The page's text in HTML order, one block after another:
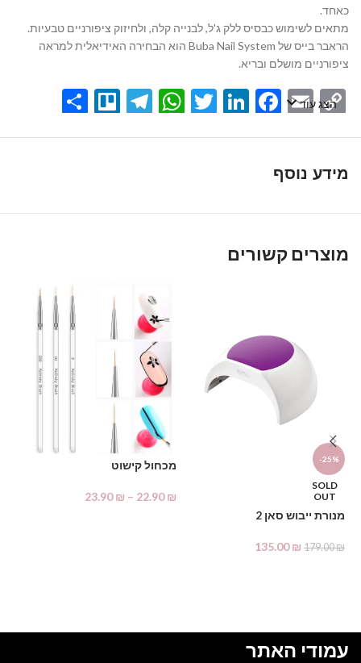
כאחד.
מתאים לשימוש כבסיס ללק ג'ל, לבנייה קלה, ולחיזוק ציפורניים טבעיות.
הראבר בייס של Buba Nail System הוא הבחירה האידיאלית למראה
ציפורניים מושלם ובריא.
Copy
Email
Facebook
LinkedIn
Twitter
WhatsApp
Telegram
Trello הצג עוד
מידע נוסף
מוצרים קשורים
-25%
SOLD
OUT
מנורת ייבוש סאן 2
179.00₪
135.00₪
מכחול קישוט
22.90₪
–
23.90₪
עמודי האתר